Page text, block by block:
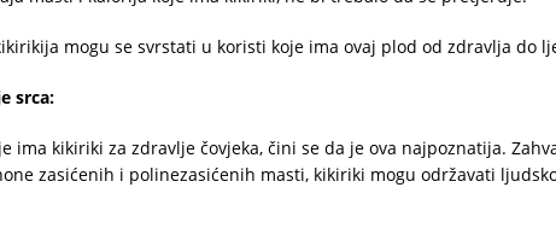
mogu se svrstati u koristi koje ima ovaj plod od zdravlja do
srca:
ima kikiriki za zdravlje čovjeka, čini se da je ova najpoznatija.
zasićenih i polinezasićenih masti, kikiriki mogu održavati